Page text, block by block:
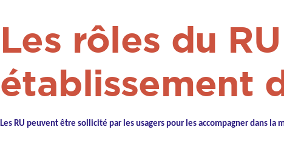
Les rôles du
établissement
Les RU peuvent être sollicité par les usagers pour les accompagner dans